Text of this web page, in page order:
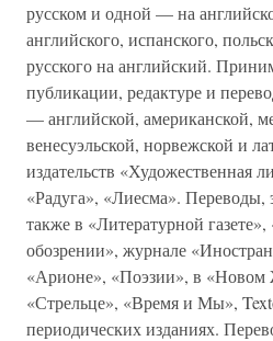
русском и одной — на
английского, испанского,
русского на английский.
публикации, редактуре и
— английской, американской,
венесуэльской, норвежской и
издательств «Художественная
«Радуга», «Лиесма». Переводы,
также в «Литературной
обозрении», журнале
«Арионе», «Поэзии», в «Новом
«Стрельце», «Время и Мы»,
периодических изданиях.